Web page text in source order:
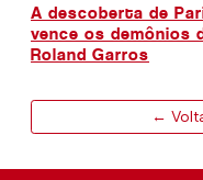
A descoberta de
vence os demônios
Roland Garros
←